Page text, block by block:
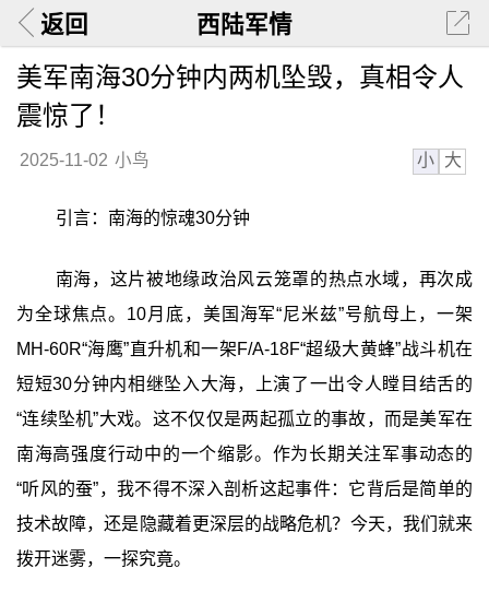
返回 西陆军情
美军南海30分钟内两机坠毁，真相令人
震惊了！
2025-11-02 小鸟 小 大
引言：南海的惊魂30分钟
南海，这片被地缘政治风云笼罩的热点水域，再次成
为全球焦点。10月底，美国海军“尼米兹”号航母上，一架
MH-60R“海鹰”直升机和一架F/A-18F“超级大黄蜂”战斗机在
短短30分钟内相继坠入大海，上演了一出令人瞠目结舌的
“连续坠机”大戏。这不仅仅是两起孤立的事故，而是美军在
南海高强度行动中的一个缩影。作为长期关注军事动态的
“听风的蚕”，我不得不深入剖析这起事件：它背后是简单的
技术故障，还是隐藏着更深层的战略危机？今天，我们就来
拨开迷雾，一探究竟。